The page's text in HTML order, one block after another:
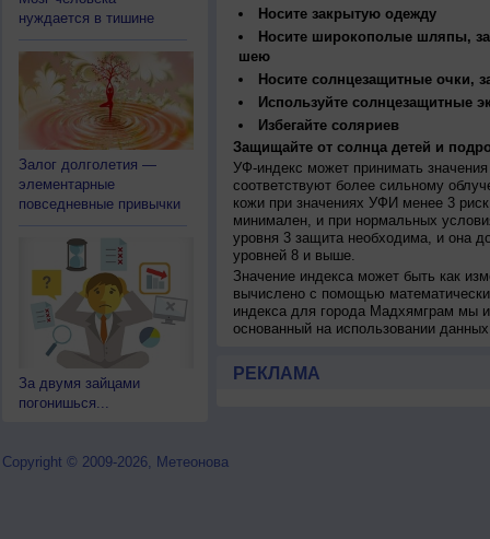
нуждается в тишине
Залог долголетия —
элементарные
повседневные привычки
За двумя зайцами
погонишься...
Носите закрытую одежду
Носите широкополые шляпы,
шею
Носите солнцезащитные очки,
Используйте солнцезащитные
Избегайте соляриев
Защищайте от солнца детей и
УФ-индекс может принимать
соответствуют более сильному
кожи при значениях УФИ менее 3
минимален, и при нормальных
уровня 3 защита необходима, и она
уровней 8 и выше.
Значение индекса может быть как
вычислено с помощью
индекса для города Мадхямграм мы
основанный на использовании
РЕКЛАМА
Copyright © 2009-2026, Метеонова